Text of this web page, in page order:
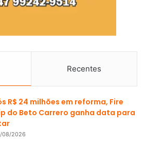
Recentes
R$ 24 milhões em reforma, Fire
do Beto Carrero ganha data para
08/2026